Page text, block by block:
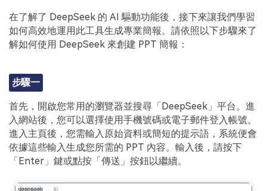
在了解了 DeepSeek 的 AI 驅動功能後，接下來讓我們學習
如何高效地運用此工具生成專業簡報。請依照以下步驟來了
解如何使用 DeepSeek 來創建 PPT 簡報：
步驟一
首先，開啟您常用的瀏覽器並搜尋「DeepSeek」平台。進
入網站後，您可以選擇使用手機號碼或電子郵件登入帳號。
進入主頁後，您需輸入原始資料或簡短的提示語，系統便會
依據這些輸入生成您所需的 PPT 內容。輸入後，請按下
「Enter」鍵或點按「傳送」按鈕以繼續。